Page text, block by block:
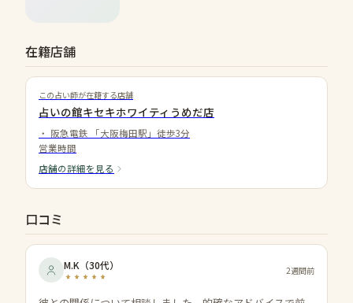
在籍店舗
この占い師が在籍する店舗
占いの館キセキホワイティうめだ店
・ 阪急電鉄 「大阪梅田駅」徒歩3分
営業時間
店舗の詳細を見る
口コミ
M.K （30代） 2週間前